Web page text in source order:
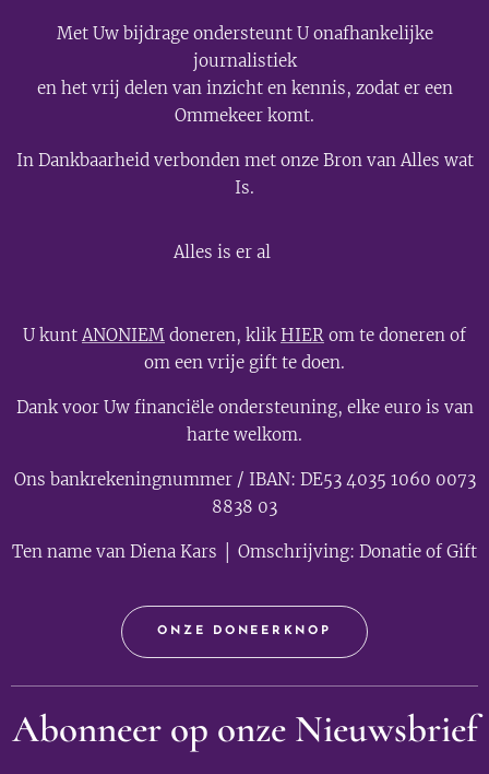
Met Uw bijdrage ondersteunt U onafhankelijke
journalistiek
en het vrij delen van inzicht en kennis, zodat er een
Ommekeer komt.
In Dankbaarheid verbonden met onze Bron van Alles wat
Is.
Alles is er al
U kuntANONIEM doneren, klikHIER om te doneren of
om een vrije gift te doen.
Dank voor Uw financiële ondersteuning, elke euro is van
harte welkom.
Ons bankrekeningnummer / IBAN: DE53 4035 1060 0073
8838 03
Ten name van Diena Kars │ Omschrijving: Donatie of Gift
ONZE DONEERKNOP
Abonneer op onze Nieuwsbrief